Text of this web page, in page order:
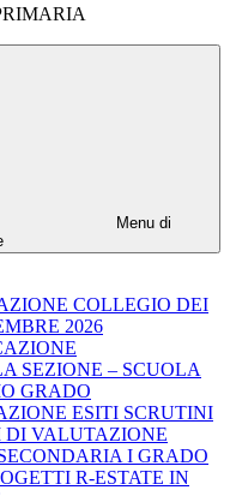
Menu di
COLLEGIO DEI
2026
SEZIONE – SCUOLA
GRADO
ESITI SCRUTINI
VALUTAZIONE
I GRADO
R-ESTATE IN